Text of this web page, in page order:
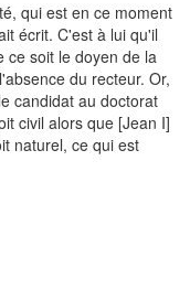
qui est en ce moment
écrit. C'est à lui qu'il
ce soit le doyen de la
du recteur. Or,
candidat au doctorat
civil alors que [Jean I]
naturel, ce qui est